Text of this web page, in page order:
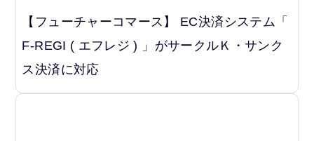
【フューチャーコマース】 EC決済システム「
F-REGI ( エフレジ ) 」がサークルＫ・サンク
ス決済に対応